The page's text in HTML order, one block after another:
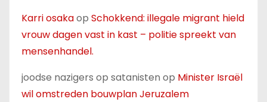
Karri osakaop Schokkend: illegale migrant hield
vrouw dagen vast in kast – politie spreekt van
mensenhandel.
joodse nazigers op satanisten op Minister Israël
wil omstreden bouwplan Jeruzalem